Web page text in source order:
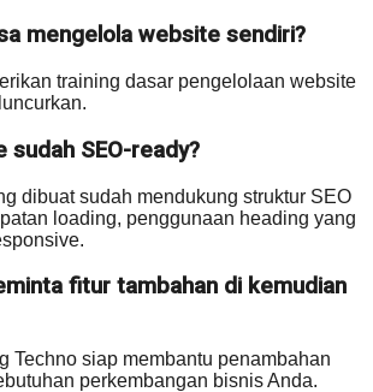
mengelola website sendiri?
training dasar pengelolaan website
sudah SEO-ready?
dibuat sudah mendukung struktur SEO
loading, penggunaan heading yang
fitur tambahan di kemudian
Techno siap membantu penambahan
perkembangan bisnis Anda.